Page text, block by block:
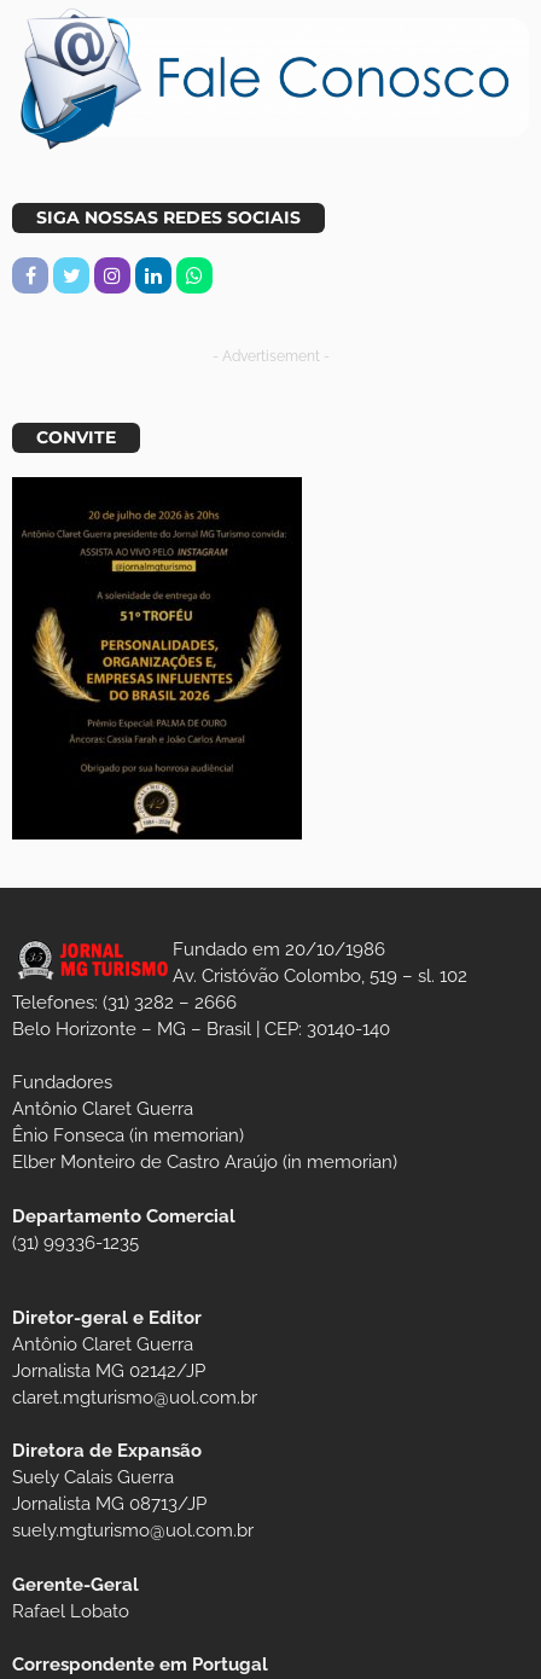
SIGA NOSSAS REDES SOCIAIS
- Advertisement -
CONVITE
Fundado em 20/10/1986
Av. Cristóvão Colombo, 519 – sl. 102
Telefones: (31) 3282 – 2666
Belo Horizonte – MG – Brasil | CEP: 30140-140
Fundadores
Antônio Claret Guerra
Ênio Fonseca (in memorian)
Elber Monteiro de Castro Araújo (in memorian)
Departamento Comercial
(31) 99336-1235
Diretor-geral e Editor
Antônio Claret Guerra
Jornalista MG 02142/JP
claret.mgturismo@uol.com.br
Diretora de Expansão
Suely Calais Guerra
Jornalista MG 08713/JP
suely.mgturismo@uol.com.br
Gerente-Geral
Rafael Lobato
Correspondente em Portugal